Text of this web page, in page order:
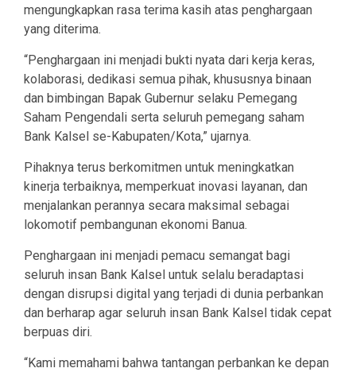
mengungkapkan rasa terima kasih atas penghargaan
yang diterima.
“Penghargaan ini menjadi bukti nyata dari kerja keras,
kolaborasi, dedikasi semua pihak, khususnya binaan
dan bimbingan Bapak Gubernur selaku Pemegang
Saham Pengendali serta seluruh pemegang saham
Bank Kalsel se-Kabupaten/Kota,” ujarnya.
Pihaknya terus berkomitmen untuk meningkatkan
kinerja terbaiknya, memperkuat inovasi layanan, dan
menjalankan perannya secara maksimal sebagai
lokomotif pembangunan ekonomi Banua.
Penghargaan ini menjadi pemacu semangat bagi
seluruh insan Bank Kalsel untuk selalu beradaptasi
dengan disrupsi digital yang terjadi di dunia perbankan
dan berharap agar seluruh insan Bank Kalsel tidak cepat
berpuas diri.
“Kami memahami bahwa tantangan perbankan ke depan